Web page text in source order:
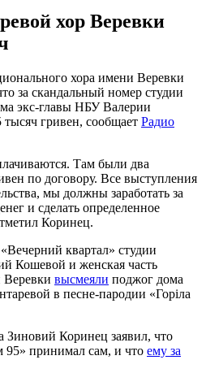
хор Веревки
хора имени Веревки
за скандальный номер студии
экс-главы НБУ Валерии
гривен, сообщает Радио
Там были два
по договору. Все выступления
мы должны заработать за
и сделать определенное
Коринец.
квартал» студии
Кошевой и женская часть
Веревки высмеяли поджог дома
в песне-пародии «Горіла
Зиновий Коринец заявил, что
95» принимал сам, и что ему за